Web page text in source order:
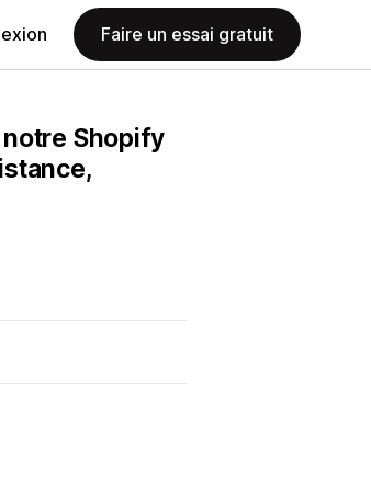
Faire un essai gratuit
Shopify